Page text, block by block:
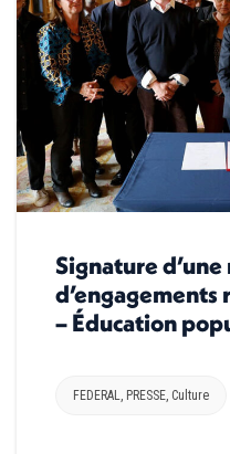
Signature
– Éducation
FEDERAL PRESSE Culture